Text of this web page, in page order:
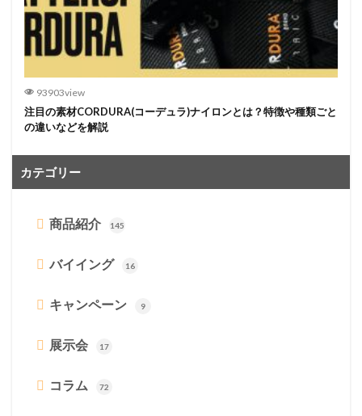
93903view
注目の素材CORDURA(コーデュラ)ナイロンとは？特徴や種類ごと
の違いなどを解説
カテゴリー
商品紹介 145
バイイング 16
キャンペーン 9
展示会 17
コラム 72